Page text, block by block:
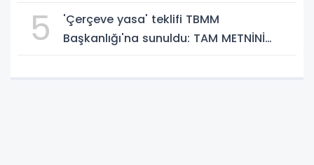
5
'Çerçeve yasa' teklifi TBMM
Başkanlığı'na sunuldu: TAM METNİNİ